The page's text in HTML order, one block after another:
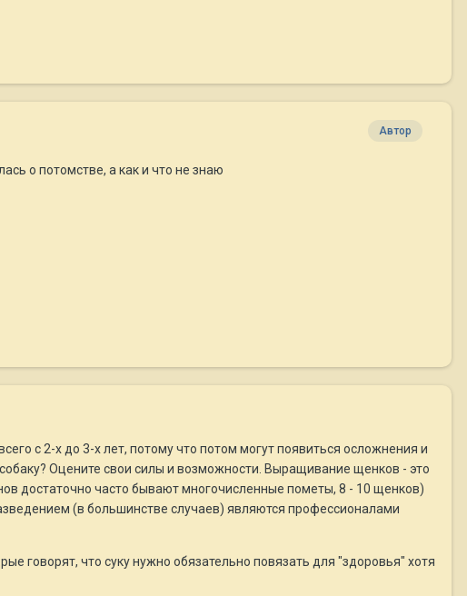
Автор
о потомстве, а как и что не знаю
с 2-х до 3-х лет, потому что потом могут появиться осложнения и
Оцените свои силы и возможности. Выращивание щенков - это
достаточно часто бывают многочисленные пометы, 8 - 10 щенков)
(в большинстве случаев) являются профессионалами
говорят, что суку нужно обязательно повязать для "здоровья" хотя